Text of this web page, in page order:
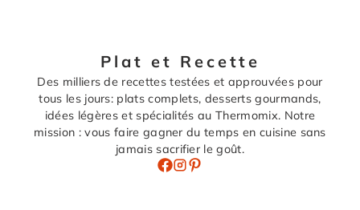
Plat et Recette
Des milliers de recettes testées et approuvées pour
tous les jours: plats complets, desserts gourmands,
idées légères et spécialités au Thermomix. Notre
mission : vous faire gagner du temps en cuisine sans
jamais sacrifier le goût.